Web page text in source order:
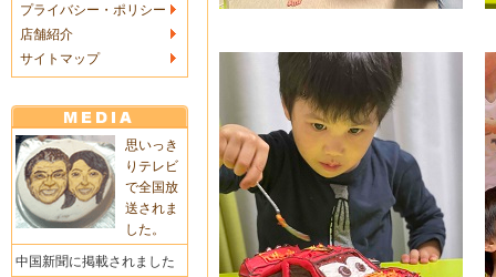
プライバシー・ポリシー
店舗紹介
サイトマップ
思いっき
りテレビ
で全国放
送されま
した。
中国新聞に掲載されました